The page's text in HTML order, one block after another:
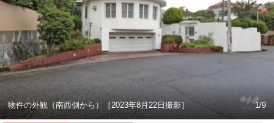
スタッフ紹介
会社案内
物件の外観（南西側から）［2023年8月22日撮影］ 1/9